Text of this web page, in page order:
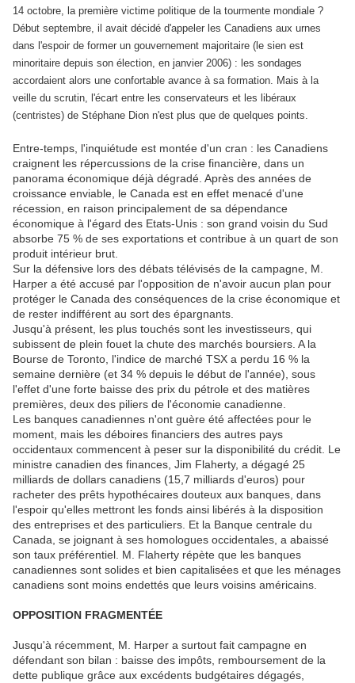
14 octobre, la première victime politique de la tourmente mondiale ?
Début septembre, il avait décidé d'appeler les Canadiens aux urnes
dans l'espoir de former un gouvernement majoritaire (le sien est
minoritaire depuis son élection, en janvier 2006) : les sondages
accordaient alors une confortable avance à sa formation. Mais à la
veille du scrutin, l'écart entre les conservateurs et les libéraux
(centristes) de Stéphane Dion n'est plus que de quelques points.
Entre-temps, l'inquiétude est montée d'un cran : les Canadiens
craignent les répercussions de la crise financière, dans un
panorama économique déjà dégradé. Après des années de
croissance enviable, le Canada est en effet menacé d'une
récession, en raison principalement de sa dépendance
économique à l'égard des Etats-Unis : son grand voisin du Sud
absorbe 75 % de ses exportations et contribue à un quart de son
produit intérieur brut.
Sur la défensive lors des débats télévisés de la campagne, M.
Harper a été accusé par l'opposition de n'avoir aucun plan pour
protéger le Canada des conséquences de la crise économique et
de rester indifférent au sort des épargnants.
Jusqu'à présent, les plus touchés sont les investisseurs, qui
subissent de plein fouet la chute des marchés boursiers. A la
Bourse de Toronto, l'indice de marché TSX a perdu 16 % la
semaine dernière (et 34 % depuis le début de l'année), sous
l'effet d'une forte baisse des prix du pétrole et des matières
premières, deux des piliers de l'économie canadienne.
Les banques canadiennes n'ont guère été affectées pour le
moment, mais les déboires financiers des autres pays
occidentaux commencent à peser sur la disponibilité du crédit. Le
ministre canadien des finances, Jim Flaherty, a dégagé 25
milliards de dollars canadiens (15,7 milliards d'euros) pour
racheter des prêts hypothécaires douteux aux banques, dans
l'espoir qu'elles mettront les fonds ainsi libérés à la disposition
des entreprises et des particuliers. Et la Banque centrale du
Canada, se joignant à ses homologues occidentales, a abaissé
son taux préférentiel. M. Flaherty répète que les banques
canadiennes sont solides et bien capitalisées et que les ménages
canadiens sont moins endettés que leurs voisins américains.
OPPOSITION FRAGMENTÉE
Jusqu'à récemment, M. Harper a surtout fait campagne en
défendant son bilan : baisse des impôts, remboursement de la
dette publique grâce aux excédents budgétaires dégagés,